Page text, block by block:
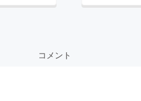
コメント